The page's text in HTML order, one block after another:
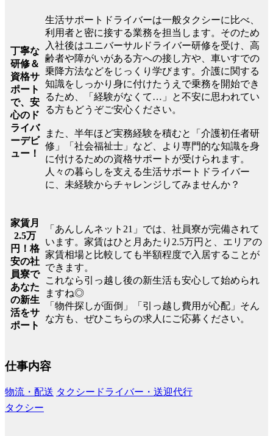
丁寧な
研修＆
資格サ
ポート
で、安
心のド
ライバ
ーデビ
ュー！
生活サポートドライバーは一般タクシーに比べ、
利用者と密に接する業務を担当します。そのため
入社後はユニバーサルドライバー研修を受け、高
齢者や障がいがある方への接し方や、車いすでの
乗降方法などをじっくり学びます。介護に関する
知識をしっかり身に付けたうえで乗務を開始でき
るため、「経験がなくて…」と不安に思われてい
る方もどうぞご安心ください。
また、半年ほど実務経験を積むと「介護初任者研
修」「社会福祉士」など、より専門的な知識を身
に付けるための資格サポートが受けられます。
人々の暮らしを支える生活サポートドライバー
に、未経験からチャレンジしてみませんか？
家賃月
2.5万
円！格
安の社
員寮で
あなた
の新生
活をサ
ポート
「あんしんネット21」では、社員寮が完備されて
います。家賃はひと月あたり2.5万円と、エリアの
家賃相場と比較しても半額程度で入居することが
できます。
これなら引っ越し後の新生活も安心して始められ
ますね◎
「物件探しが面倒」「引っ越し費用が心配」そん
な方も、ぜひこちらの求人にご応募ください。
仕事内容
物流・配送 タクシードライバー・送迎代行
タクシー